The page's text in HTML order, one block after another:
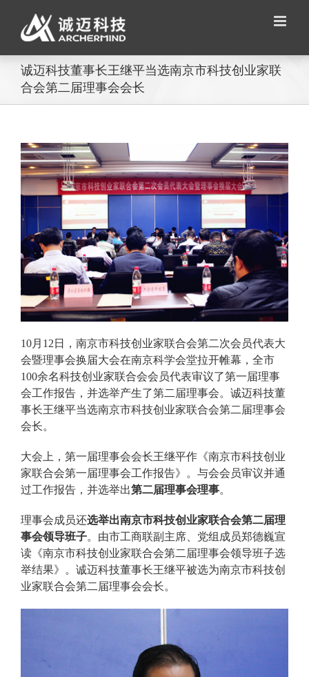
content
诚迈科技董事长王继平当选南京市科技创业家联
合会第二届理事会会长
10月12日，南京市科技创业家联合会第二次会员代表大
会暨理事会换届大会在南京科学会堂拉开帷幕，全市
100余名科技创业家联合会会员代表审议了第一届理事
会工作报告，并选举产生了第二届理事会。诚迈科技董
事长王继平当选南京市科技创业家联合会第二届理事会
会长。
大会上，第一届理事会会长王继平作《南京市科技创业
家联合会第一届理事会工作报告》。与会会员审议并通
过工作报告，并选举出第二届理事会理事。
理事会成员还选举出南京市科技创业家联合会第二届理
事会领导班子。由市工商联副主席、党组成员郑德巍宣
读《南京市科技创业家联合会第二届理事会领导班子选
举结果》。诚迈科技董事长王继平被选为南京市科技创
业家联合会第二届理事会会长。